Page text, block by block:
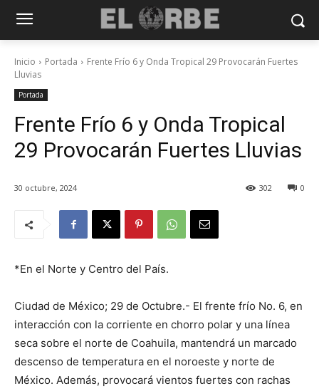
Inicio Portada
Frente Frío 6 y Onda Tropical 29 Provocarán Fuertes
Lluvias
Portada
Frente Frío 6 y Onda Tropical
29 Provocarán Fuertes Lluvias
30 octubre, 2024 0
302
*En el Norte y Centro del País.
Ciudad de México; 29 de Octubre.- El frente frío No. 6, en
interacción con la corriente en chorro polar y una línea
seca sobre el norte de Coahuila, mantendrá un marcado
descenso de temperatura en el noroeste y norte de
México. Además, provocará vientos fuertes con rachas